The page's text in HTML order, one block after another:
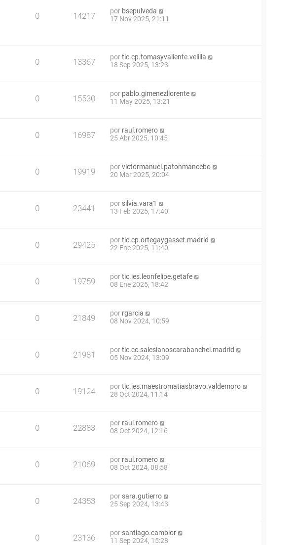
0 14217 por bsepulveda
17 Nov 2025, 21:11
0 13367 portic.cp.tomasyvaliente.velilla
18 Sep 2025, 13:23
0 15530 por pablo.gimenezllorente
11 May 2025, 13:21
0 16987 por raul.romero
25 Abr 2025, 10:45
0 19919 porvictormanuel.patonmancebo
20 Mar 2025, 20:04
0 23441 por silvia.vara1
13 Feb 2025, 17:40
0 29425 portic.cp.ortegaygasset.madrid
22 Ene 2025, 11:40
0 19759 portic.ies.leonfelipe.getafe
08 Ene 2025, 18:42
0 21849 por rgarcia
08 Nov 2024, 10:59
0 21981 portic.cc.salesianoscarabanchel.madrid
05 Nov 2024, 13:09
0 19124 portic.ies.maestromatiasbravo.valdemoro
28 Oct 2024, 11:14
0 22883 por raul.romero
08 Oct 2024, 12:16
0 21069 por raul.romero
08 Oct 2024, 08:58
0 24353 por sara.gutierro
25 Sep 2024, 13:43
0 23136 por santiago.camblor
11 Sep 2024, 15:28